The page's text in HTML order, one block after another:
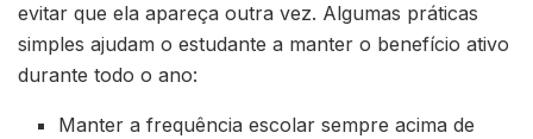
evitar que ela apareça outra vez. Algumas práticas
simples ajudam o estudante a manter o benefício ativo
durante todo o ano:
Manter a frequência escolar sempre acima de